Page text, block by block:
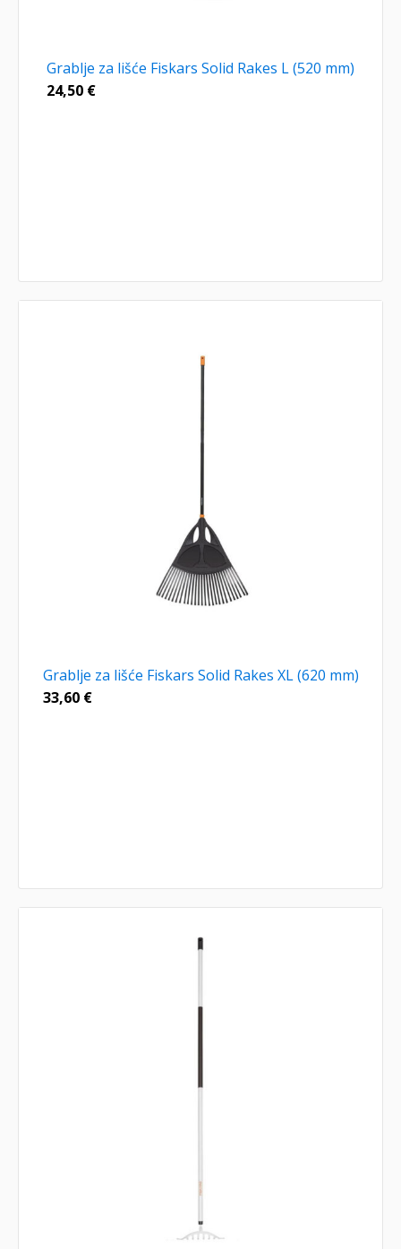
Grablje za lišće Fiskars Solid Rakes L (520 mm)
24,50 €
Grablje za lišće Fiskars Solid Rakes XL (620 mm)
33,60 €